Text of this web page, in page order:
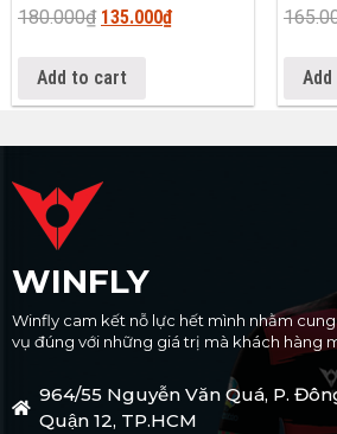
180.000₫ 135.000₫
Add to cart
WINFLY
Winfly cam kết nỗ lực hết mình nhằm
vụ đúng với những giá trị mà khách hàng
964/55 Nguyễn Văn Quá, P.
Quận 12, TP.HCM